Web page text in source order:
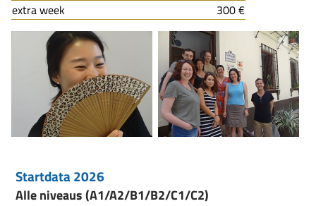
extra week
300 €
Startdata 2026
Alle niveaus (A1/A2/B1/B2/C1/C2)